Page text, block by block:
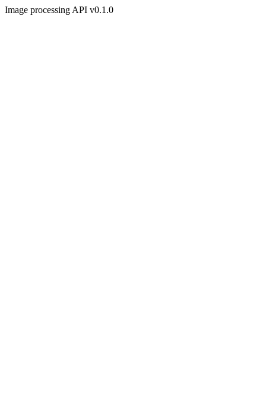
Image processing API v0.1.0